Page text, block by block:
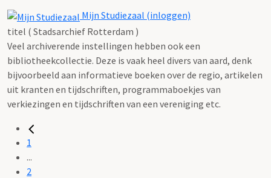
Mijn Studiezaal (inloggen)
titel ( Stadsarchief Rotterdam )
Veel archiverende instellingen hebben ook een
bibliotheekcollectie. Deze is vaak heel divers van aard, denk
bijvoorbeeld aan informatieve boeken over de regio, artikelen
uit kranten en tijdschriften, programmaboekjes van
verkiezingen en tijdschriften van een vereniging etc.
1
...
2